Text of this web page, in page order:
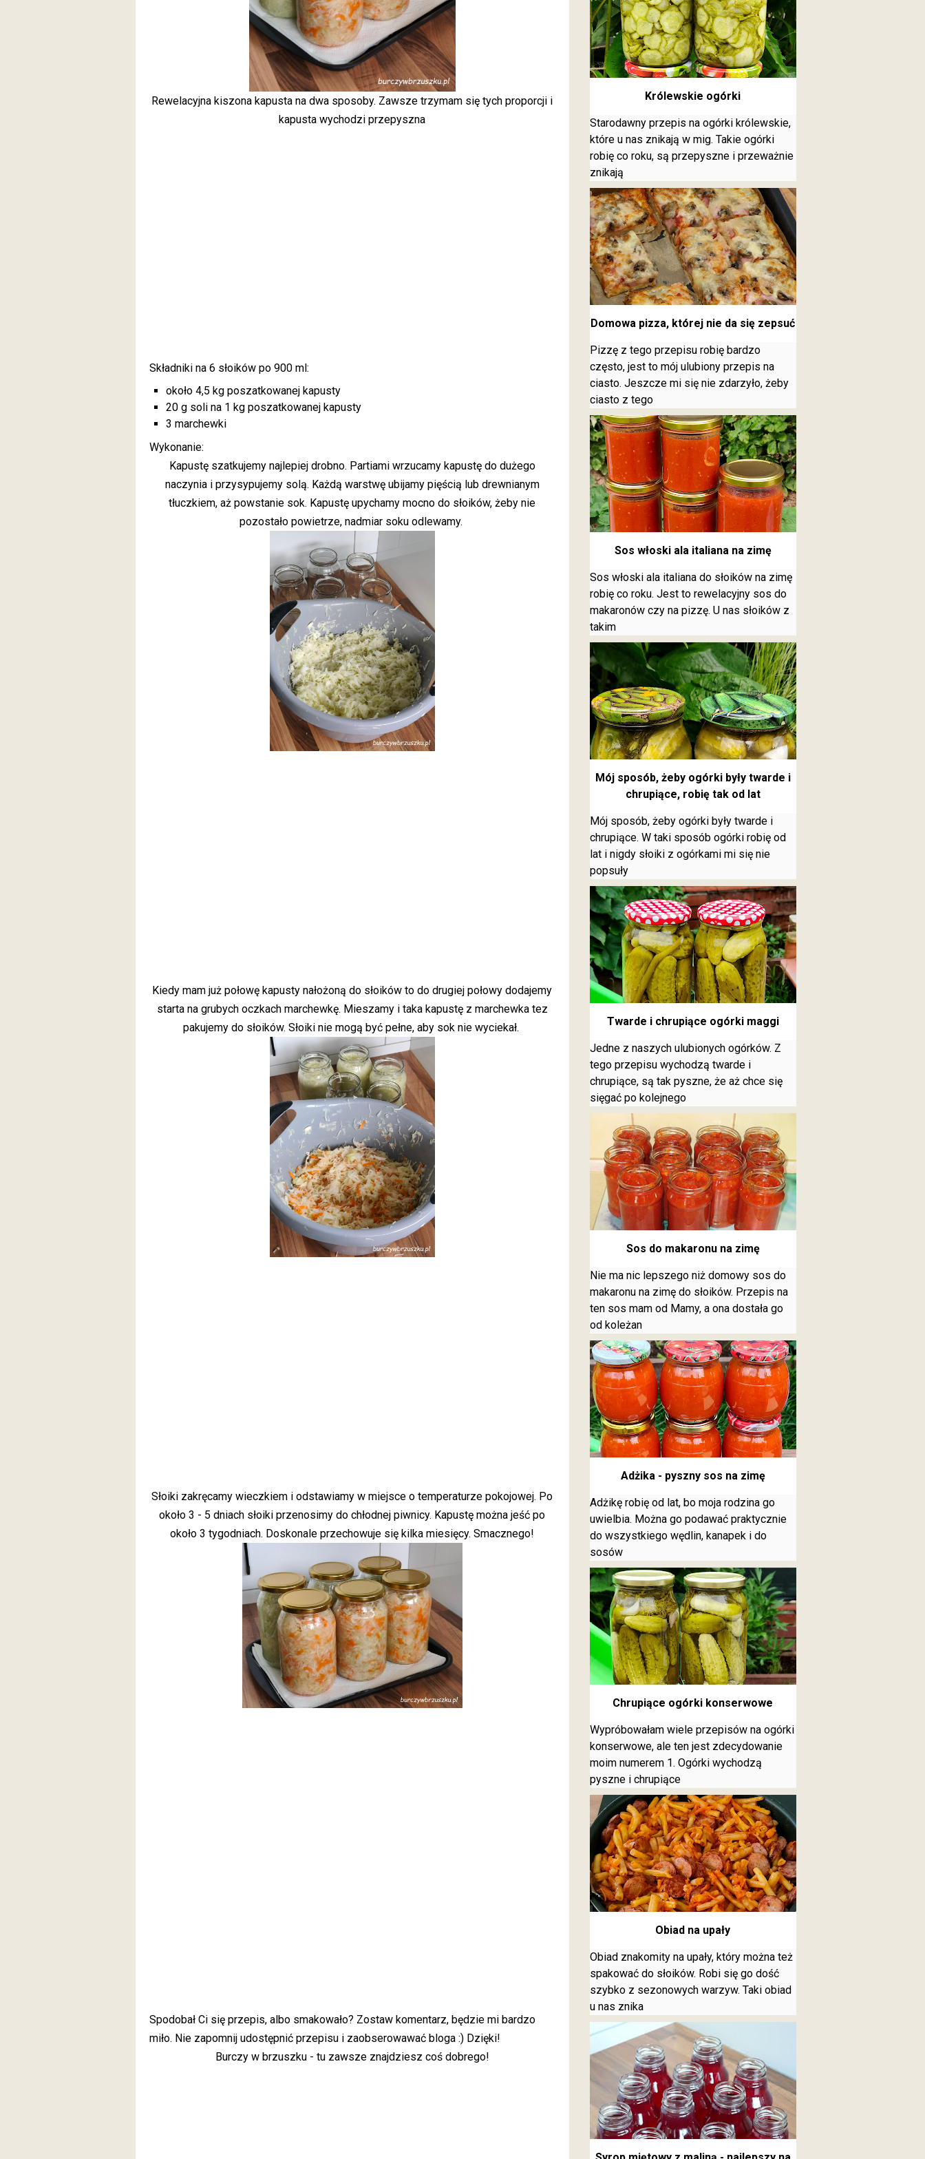
Rewelacyjna kiszona kapusta na dwa sposoby. Zawsze trzymam się tych proporcji i
kapusta wychodzi przepyszna
Składniki na 6 słoików po 900 ml:
około 4,5 kg poszatkowanej kapusty
20 g soli na 1 kg poszatkowanej kapusty
3 marchewki
Wykonanie:
Kapustę szatkujemy najlepiej drobno. Partiami wrzucamy kapustę do dużego
naczynia i przysypujemy solą. Każdą warstwę ubijamy pięścią lub drewnianym
tłuczkiem, aż powstanie sok. Kapustę upychamy mocno do słoików, żeby nie
pozostało powietrze, nadmiar soku odlewamy.
Kiedy mam już połowę kapusty nałożoną do słoików to do drugiej połowy dodajemy
starta na grubych oczkach marchewkę. Mieszamy i taka kapustę z marchewka tez
pakujemy do słoików. Słoiki nie mogą być pełne, aby sok nie wyciekał.
Słoiki zakręcamy wieczkiem i odstawiamy w miejsce o temperaturze pokojowej. Po
około 3 - 5 dniach słoiki przenosimy do chłodnej piwnicy. Kapustę można jeść po
około 3 tygodniach. Doskonale przechowuje się kilka miesięcy. Smacznego!
Spodobał Ci się przepis, albo smakowało? Zostaw komentarz, będzie mi bardzo
miło. Nie zapomnij udostępnić przepisu i zaobserowawać bloga :) Dzięki!
Burczy w brzuszku - tu zawsze znajdziesz coś dobrego!
Królewskie ogórki
Starodawny przepis na ogórki królewskie,
które u nas znikają w mig. Takie ogórki
robię co roku, są przepyszne i przeważnie
znikają
Domowa pizza, której nie da się zepsuć
Pizzę z tego przepisu robię bardzo
często, jest to mój ulubiony przepis na
ciasto. Jeszcze mi się nie zdarzyło, żeby
ciasto z tego
Sos włoski ala italiana na zimę
Sos włoski ala italiana do słoików na zimę
robię co roku. Jest to rewelacyjny sos do
makaronów czy na pizzę. U nas słoików z
takim
Mój sposób, żeby ogórki były twarde i
chrupiące, robię tak od lat
Mój sposób, żeby ogórki były twarde i
chrupiące. W taki sposób ogórki robię od
lat i nigdy słoiki z ogórkami mi się nie
popsuły
Twarde i chrupiące ogórki maggi
Jedne z naszych ulubionych ogórków. Z
tego przepisu wychodzą twarde i
chrupiące, są tak pyszne, że aż chce się
sięgać po kolejnego
Sos do makaronu na zimę
Nie ma nic lepszego niż domowy sos do
makaronu na zimę do słoików. Przepis na
ten sos mam od Mamy, a ona dostała go
od koleżan
Adżika - pyszny sos na zimę
Adżikę robię od lat, bo moja rodzina go
uwielbia. Można go podawać praktycznie
do wszystkiego wędlin, kanapek i do
sosów
Chrupiące ogórki konserwowe
Wypróbowałam wiele przepisów na ogórki
konserwowe, ale ten jest zdecydowanie
moim numerem 1. Ogórki wychodzą
pyszne i chrupiące
Obiad na upały
Obiad znakomity na upały, który można też
spakować do słoików. Robi się go dość
szybko z sezonowych warzyw. Taki obiad
u nas znika